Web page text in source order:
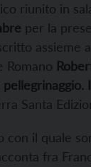
riunito in
per la
assieme
Romano
pellegrinaggio.
Santa
con il quale
fra